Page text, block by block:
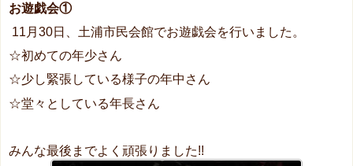
お遊戯会①
11月30日、土浦市民会館でお遊戯会を行いました。
☆初めての年少さん
☆少し緊張している様子の年中さん
☆堂々としている年長さん
みんな最後までよく頑張りました!!